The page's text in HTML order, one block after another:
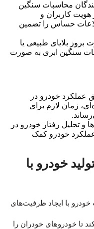
محاسبات سنگین
هویت کاربران و
حساس را تضمین
بروز بلایای طبیعی یا
سنگین ابری به صورت
عملکرد خودرو در
زمان لازم برای
و تحلیل رفتار خودرو در
عملکرد خودرو کمک
خودرو با
با ایجاد ظرفیت‌های
خودروهای خودران را